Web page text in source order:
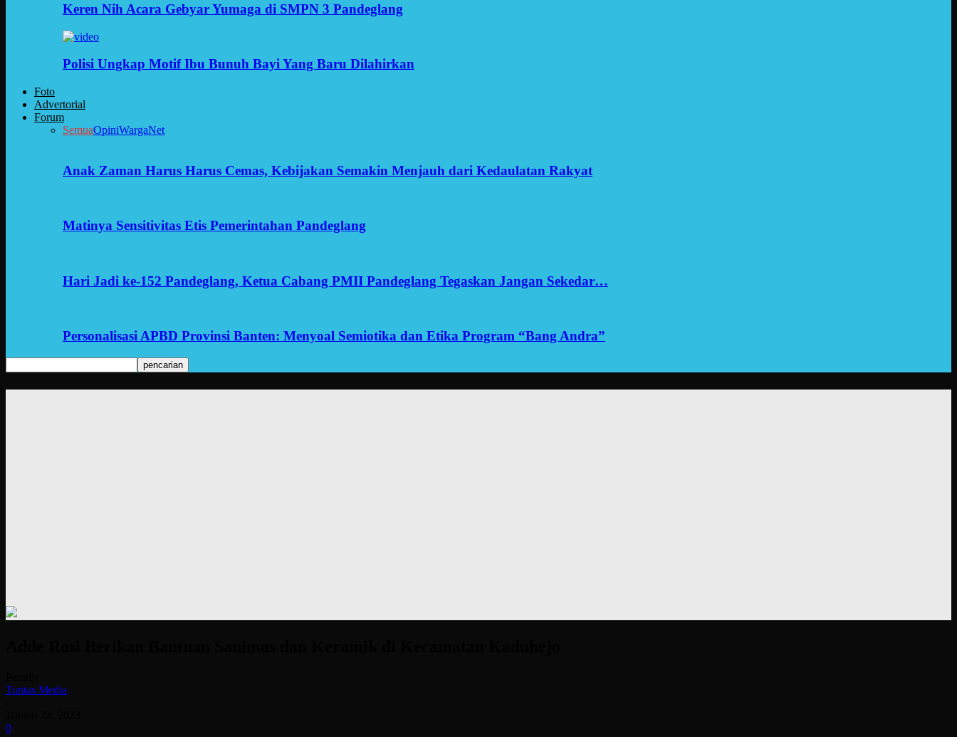
Keren Nih Acara Gebyar Yumaga di SMPN 3 Pandeglang
Polisi Ungkap Motif Ibu Bunuh Bayi Yang Baru Dilahirkan
Foto
Advertorial
Forum
SemuaOpiniWargaNet
Anak Zaman Harus Harus Cemas, Kebijakan Semakin Menjauh dari Kedaulatan Rakyat
Matinya Sensitivitas Etis Pemerintahan Pandeglang
Hari Jadi ke-152 Pandeglang, Ketua Cabang PMII Pandeglang Tegaskan Jangan Sekedar…
Personalisasi APBD Provinsi Banten: Menyoal Semiotika dan Etika Program “Bang Andra”
Tuntas Media
0